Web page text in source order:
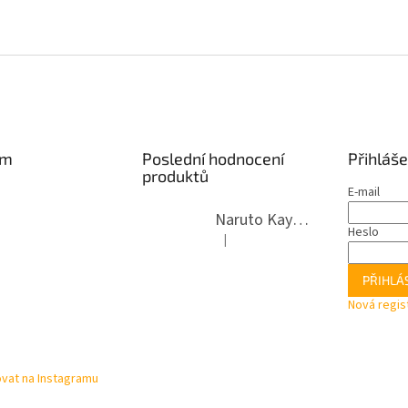
na Instagramu
Poslední hodnocení
produktů
Naruto Kayou T3W2 Booster
Hodnocení produktu je 4 z 5
|
E-mail
Heslo
Nová